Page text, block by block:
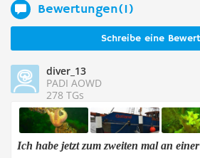
Bewertungen(1)
Schreibe eine
diver_13
PADI AOWD
278 TGs
Ich habe jetzt zum zweiten mal an